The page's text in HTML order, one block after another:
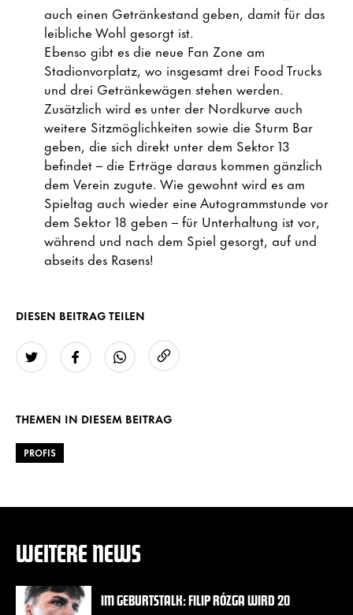
auch einen Getränkestand geben, damit für das
leibliche Wohl gesorgt ist.
Ebenso gibt es die neue Fan Zone am
Stadionvorplatz, wo insgesamt drei Food Trucks
und drei Getränkewägen stehen werden.
Zusätzlich wird es unter der Nordkurve auch
weitere Sitzmöglichkeiten sowie die Sturm Bar
geben, die sich direkt unter dem Sektor 13
befindet – die Erträge daraus kommen gänzlich
dem Verein zugute. Wie gewohnt wird es am
Spieltag auch wieder eine Autogrammstunde vor
dem Sektor 18 geben – für Unterhaltung ist vor,
während und nach dem Spiel gesorgt, auf und
abseits des Rasens!
DIESEN BEITRAG TEILEN
THEMEN IN DIESEM BEITRAG
PROFIS
WEITERE NEWS
IM GEBURTSTALK: FILIP RÓZGA WIRD 20